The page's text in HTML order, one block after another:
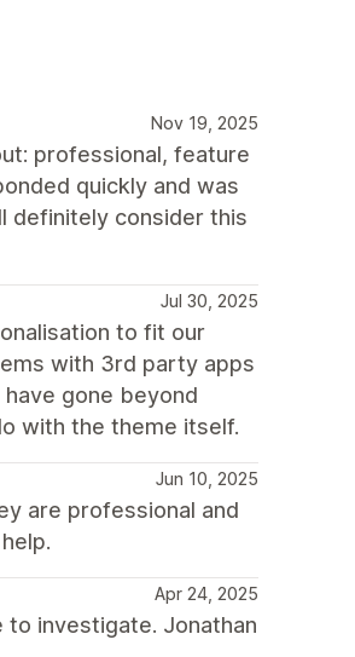
Nov 19, 2025
professional, feature
quickly and was
definitely consider this
Jul 30, 2025
to fit our
with 3rd party apps
gone beyond
with the theme itself.
Jun 10, 2025
are professional and
Apr 24, 2025
investigate. Jonathan